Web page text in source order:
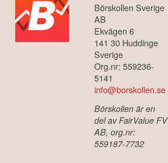
Börskollen Sverige
AB
Ekvägen 6
141 30 Huddinge
Sverige
Org.nr: 559236-
5141
info@borskollen.se
Börskollen är en
del av FairValue FV
AB, org.nr:
559187-7732